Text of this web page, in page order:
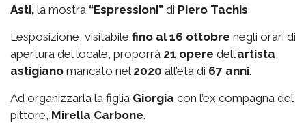
Asti, la mostra “Espressioni” di Piero Tachis.
L’esposizione, visitabile fino al 16 ottobre negli orari di
apertura del locale, proporrà 21 opere dell’artista
astigiano mancato nel 2020 all’età di 67 anni.
Ad organizzarla la figlia Giorgia con l’ex compagna del
pittore, Mirella Carbone.